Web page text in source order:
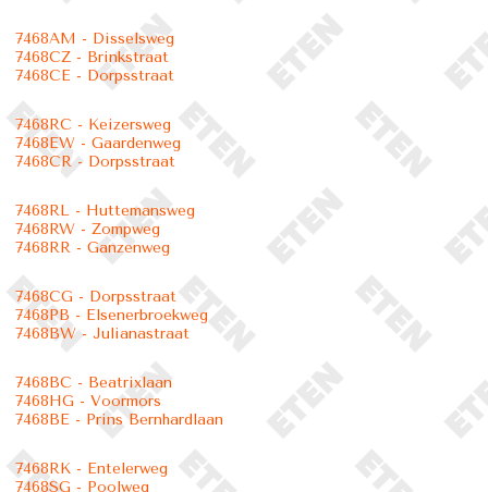
7468AM - Disselsweg
7468CZ - Brinkstraat
7468CE - Dorpsstraat
7468RC - Keizersweg
7468EW - Gaardenweg
7468CR - Dorpsstraat
7468RL - Huttemansweg
7468RW - Zompweg
7468RR - Ganzenweg
7468CG - Dorpsstraat
7468PB - Elsenerbroekweg
7468BW - Julianastraat
7468BC - Beatrixlaan
7468HG - Voormors
7468BE - Prins Bernhardlaan
7468RK - Entelerweg
7468SG - Poolweg